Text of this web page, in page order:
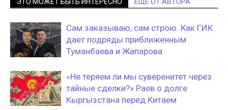
Сам заказываю, сам строю. Как ГИК
дает подряды приближенным
Туманбаева и Жапарова
«Не теряем ли мы суверенитет через
тайные сделки?» Раев о долге
Кыргызстана перед Китаем